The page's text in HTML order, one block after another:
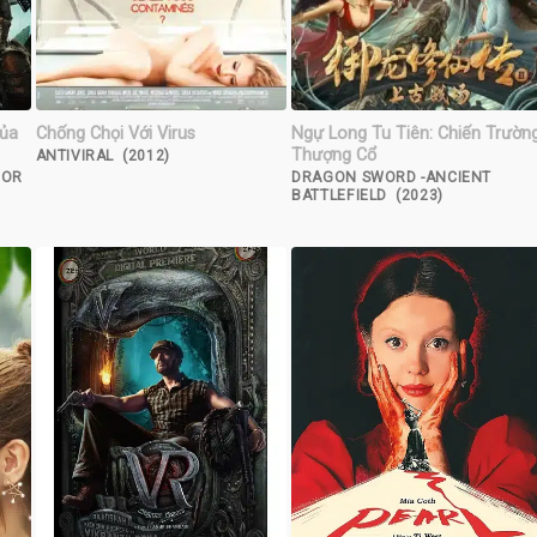
Chống Chọi Với Virus
ANTIVIRAL (2012)
Ngự Long Tu Tiên: Chiến
Thượng Cổ
DRAGON SWORD -ANCIENT
BATTLEFIELD (2023)